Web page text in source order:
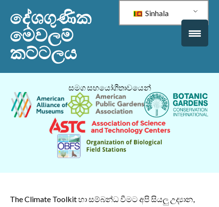
දේශගුණික
මෙවලම්
කට්ටලය
Sinhala
සමග සහයෝගීතාවයෙන්
The Climate Toolkit හා සම්බන්ධ වීමට අපි සියලු උද්‍යාන,